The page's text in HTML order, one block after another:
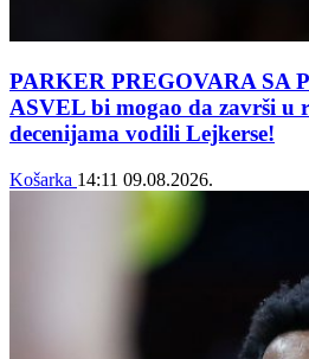
PARKER PREGOVARA SA
ASVEL bi mogao da završi u
decenijama vodili Lejkerse!
Košarka 14:11 09.08.2026.